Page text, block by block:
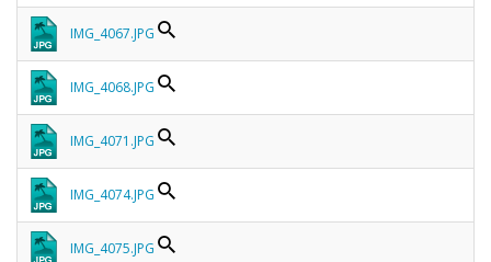
IMG_4067.JPG
IMG_4068.JPG
IMG_4071.JPG
IMG_4074.JPG
IMG_4075.JPG